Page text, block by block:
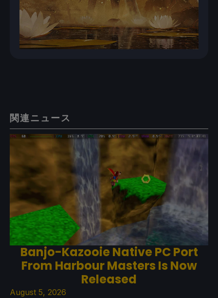
関連ニュース
Banjo-Kazooie Native PC Port
From Harbour Masters Is Now
Released
August 5, 2026